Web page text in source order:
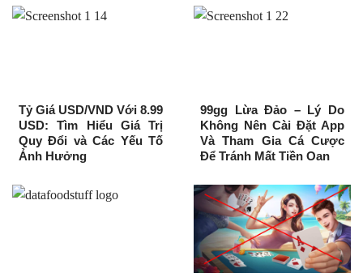
Tỷ Giá USD/VND Với 8.99
USD: Tìm Hiểu Giá Trị
Quy Đổi và Các Yếu Tố
Ảnh Hưởng
99gg Lừa Đảo – Lý Do
Không Nên Cài Đặt App
Và Tham Gia Cá Cược
Để Tránh Mất Tiền Oan